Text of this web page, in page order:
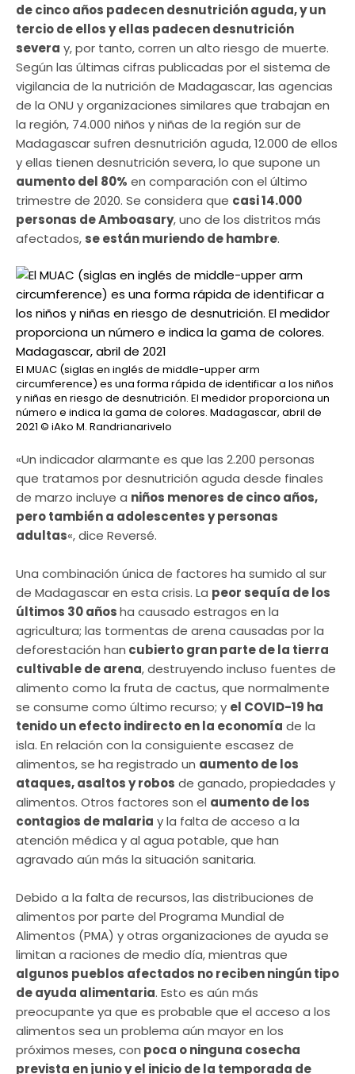
de cinco años padecen desnutrición aguda, y un
tercio de ellos y ellas padecen desnutrición
severa y, por tanto, corren un alto riesgo de muerte.
Según las últimas cifras publicadas por el sistema de
vigilancia de la nutrición de Madagascar, las agencias
de la ONU y organizaciones similares que trabajan en
la región, 74.000 niños y niñas de la región sur de
Madagascar sufren desnutrición aguda, 12.000 de ellos
y ellas tienen desnutrición severa, lo que supone un
aumento del 80% en comparación con el último
trimestre de 2020. Se considera que casi 14.000
personas de Amboasary, uno de los distritos más
afectados, se están muriendo de hambre.
El MUAC (siglas en inglés de middle-upper arm
circumference) es una forma rápida de identificar a los niños
y niñas en riesgo de desnutrición. El medidor proporciona un
número e indica la gama de colores. Madagascar, abril de
2021 © iAko M. Randrianarivelo
«Un indicador alarmante es que las 2.200 personas
que tratamos por desnutrición aguda desde finales
de marzo incluye a niños menores de cinco años,
pero también a adolescentes y personas
adultas«, dice Reversé.
Una combinación única de factores ha sumido al sur
de Madagascar en esta crisis. La peor sequía de los
últimos 30 añosha causado estragos en la
agricultura; las tormentas de arena causadas por la
deforestación han cubierto gran parte de la tierra
cultivable de arena, destruyendo incluso fuentes de
alimento como la fruta de cactus, que normalmente
se consume como último recurso; y el COVID-19 ha
tenido un efecto indirecto en la economía de la
isla. En relación con la consiguiente escasez de
alimentos, se ha registrado un aumento de los
ataques, asaltos y robos de ganado, propiedades y
alimentos. Otros factores son el aumento de los
contagios de malaria y la falta de acceso a la
atención médica y al agua potable, que han
agravado aún más la situación sanitaria.
Debido a la falta de recursos, las distribuciones de
alimentos por parte del Programa Mundial de
Alimentos (PMA) y otras organizaciones de ayuda se
limitan a raciones de medio día, mientras que
algunos pueblos afectados no reciben ningún tipo
de ayuda alimentaria. Esto es aún más
preocupante ya que es probable que el acceso a los
alimentos sea un problema aún mayor en los
próximos meses, con poca o ninguna cosecha
prevista en junio y el inicio de la temporada de